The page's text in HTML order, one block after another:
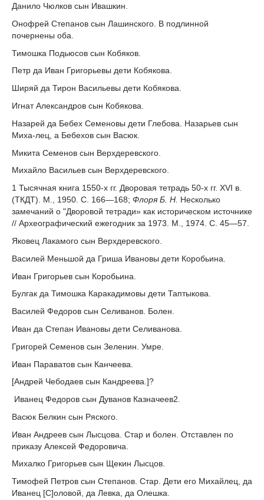
Данило Чюлков сын Ивашкин.
Онофрей Степанов сын Лашинского. В подлинной
почернены оба.
Тимошка Подьюсов сын Кобяков.
Петр да Иван Григорьевы дети Кобякова.
Ширяй да Тирон Васильевы дети Кобякова.
Игнат Александров сын Кобякова.
Назарей да Бебех Семеновы дети Глебова. Назарьев сын
Миха-лец, а Бебехов сын Васюк.
Микита Семенов сын Верхдеревского.
Михайло Васильев сын Верхдеревского.
1 Тысячная книга 1550-х гг. Дворовая тетрадь 50-х гг. XVI в.
(ТКДТ). М., 1950. С. 166—168; Флоря Б. Н. Несколько
замечаний о "Дворовой тетради» как историчес­ком источнике
// Археографический ежегодник за 1973. М., 1974. С. 45—57.
Яковец Лакамого сын Верхдеревского.
Василей Меньшой да Гриша Ивановы дети Коробьина.
Иван Григорьев сын Коробьина.
Булгак да Тимошка Каракадимовы дети Таптыкова.
Василей Федоров сын Селиванов. Болен.
Иван да Степан Ивановы дети Селиванова.
Григорей Семенов сын Зеленин. Умре.
Иван Параватов сын Канчеева.
[Андрей Чебодаев сын Кандреева.]?
Иванец Федоров сын Дуванов Казначеев2
Васюк Белкин сын Ряского.
Иван Андреев сын Лысцова. Стар и болен. Отставлен по
приказу Алексей Федоровича.
Михалко Григорьев сын Щекин Лысцов.
Тимофей Петров сын Степанов. Стар. Дети его Михайлец, да
Иванец [С]оловой, да Левка, да Олешка.